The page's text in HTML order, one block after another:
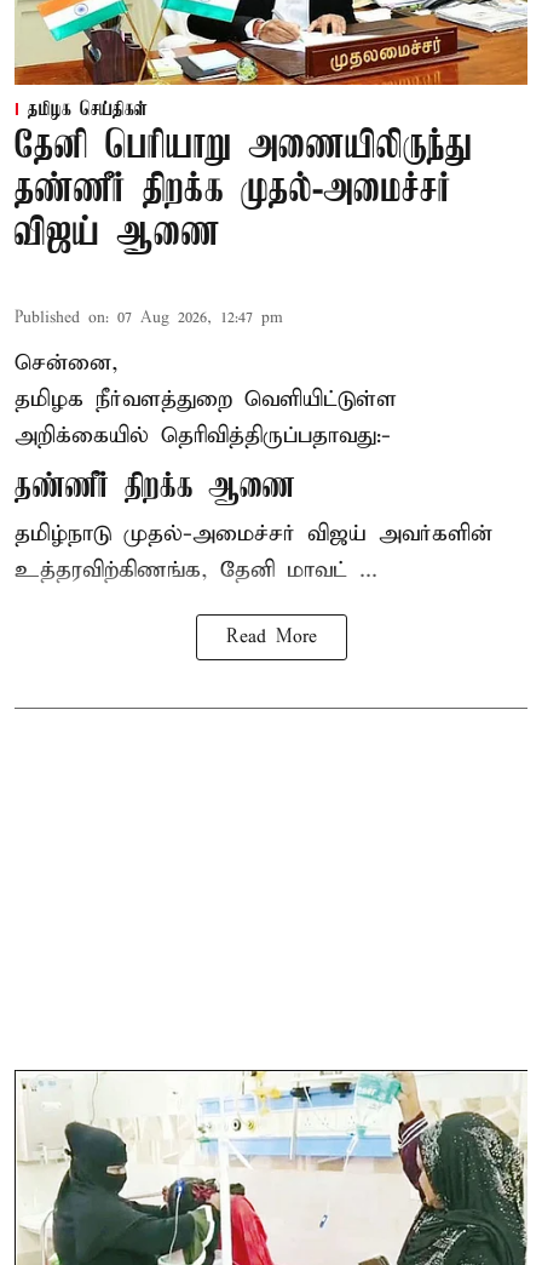
தமிழக செய்திகள்
தேனி பெரியாறு அணையிலிருந்து
தண்ணீர் திறக்க முதல்-அமைச்சர்
விஜய் ஆணை
Published on: 07 Aug 2026, 12:47 pm
சென்னை,
தமிழக நீர்வளத்துறை வெளியிட்டுள்ள
அறிக்கையில் தெரிவித்திருப்பதாவது:-
தண்ணீர் திறக்க ஆணை
தமிழ்நாடு முதல்-அமைச்சர் விஜய் அவர்களின்
உத்தரவிற்கிணங்க, தேனி மாவட் ...
Read More